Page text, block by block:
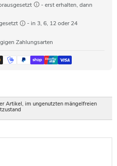
- erst erhalten, dann
- in 3, 6, 12 oder 24
Zahlungsarten
Artikel, im ungenutzten mängelfreien